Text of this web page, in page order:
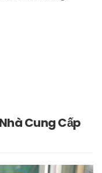
Cung Cấp